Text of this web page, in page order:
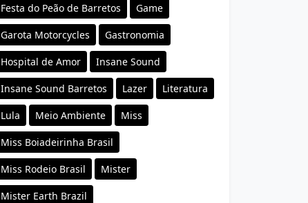
Festa do Peão de Barretos Game
Garota Motorcycles Gastronomia
Hospital de Amor Insane Sound
Insane Sound Barretos Lazer Literatura
Lula Meio Ambiente Miss
Miss Boiadeirinha Brasil
Miss Rodeio Brasil Mister
Mister Earth Brazil